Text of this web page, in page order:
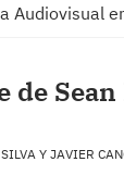
Audiovisual
de
Y JAVIER